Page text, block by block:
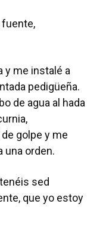
fuente,
y me instalé a
pedigüeña.
de agua al hada
golpe y me
una orden.
sed
que yo estoy